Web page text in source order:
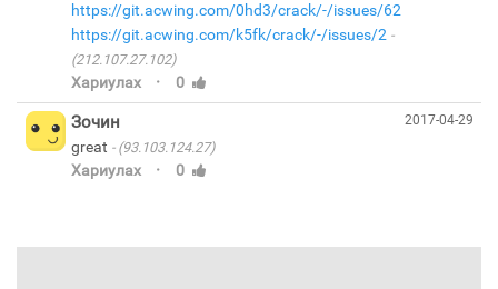
https://git.acwing.com/0hd3/crack/-/issues/62
https://git.acwing.com/k5fk/crack/-/issues/2
(212.107.27.102)
Хариулах · 0
2017-04-29
Зочин
great (93.103.124.27)
Хариулах · 0